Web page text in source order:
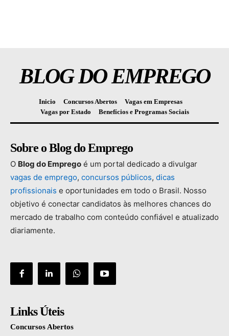
BLOG DO EMPREGO
Inicio Concursos Abertos
Vagas em Empresas
Vagas por Estado
Benefícios e Programas Sociais
Sobre o Blog do Emprego
O Blog do Emprego é um portal dedicado a divulgar
vagas de emprego, concursos públicos, dicas
profissionais e oportunidades em todo o Brasil. Nosso
objetivo é conectar candidatos às melhores chances do
mercado de trabalho com conteúdo confiável e atualizado
diariamente.
Links Úteis
Concursos Abertos